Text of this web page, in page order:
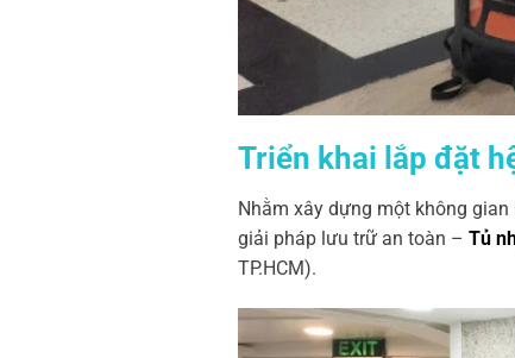
Triển khai lắp đặt
Nhằm xây dựng một không
giải pháp lưu trữ an toàn – Tủ
TP.HCM).